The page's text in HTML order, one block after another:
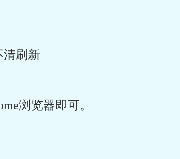
清刷新
浏览器即可。